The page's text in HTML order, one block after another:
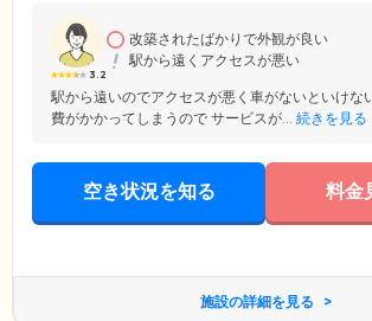
3.2
改築されたばかりで外観が良い
駅から遠くアクセスが悪い
駅から遠いのでアクセスが悪く車がないといけな
費がかかってしまうので サービスが... 続きを見る
空き状況を知る 料金
施設の詳細を見る